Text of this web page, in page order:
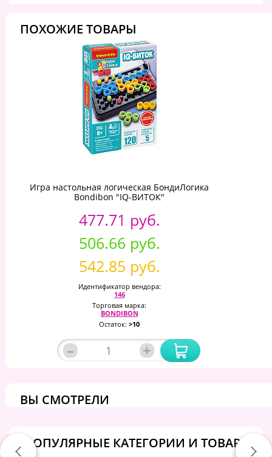
ПОХОЖИЕ ТОВАРЫ
Игра настольная логическая БондиЛогика
Bondibon "IQ-ВИТОК"
477.71 руб.
506.66 руб.
542.85 руб.
Идентификатор вендора:
146
Торговая марка:
BONDIBON
Остаток: >10
– +
ВЫ СМОТРЕЛИ
ПОПУЛЯРНЫЕ КАТЕГОРИИ И ТОВАРЫ: